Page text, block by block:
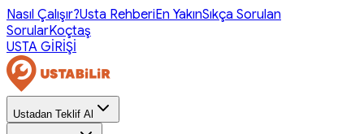
Nasıl Çalışır?Usta RehberiEn YakınSıkça Sorulan
SorularKoçtaş
USTA GİRİŞİ
Ustadan Teklif Al